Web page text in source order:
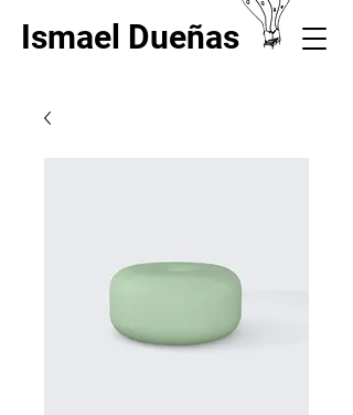
Ismael Dueñas